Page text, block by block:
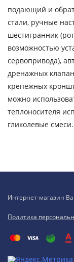
подающий и
стали, ручные
шестигранник
возможностью
сервопривода),
дренажных
крепежных
можно
теплоносителя
гликолевые смеси.
Интернет-магазин
Политика